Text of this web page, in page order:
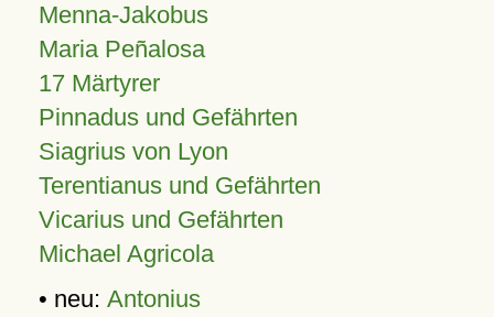
Menna-Jakobus
Maria Peñalosa
17 Märtyrer
Pinnadus und Gefährten
Siagrius von Lyon
Terentianus und Gefährten
Vicarius und Gefährten
Michael Agricola
• neu: Antonius